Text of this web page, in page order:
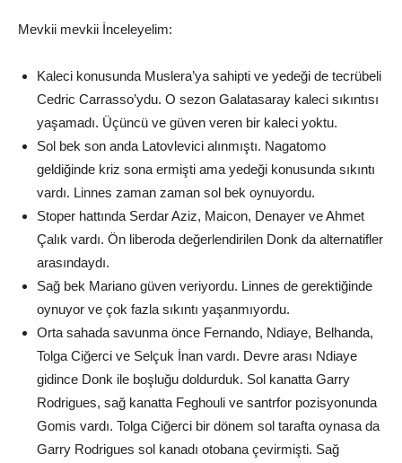
Mevkii mevkii İnceleyelim:
Kaleci konusunda Muslera’ya sahipti ve yedeği de tecrübeli
Cedric Carrasso’ydu. O sezon Galatasaray kaleci sıkıntısı
yaşamadı. Üçüncü ve güven veren bir kaleci yoktu.
Sol bek son anda Latovlevici alınmıştı. Nagatomo
geldiğinde kriz sona ermişti ama yedeği konusunda sıkıntı
vardı. Linnes zaman zaman sol bek oynuyordu.
Stoper hattında Serdar Aziz, Maicon, Denayer ve Ahmet
Çalık vardı. Ön liberoda değerlendirilen Donk da alternatifler
arasındaydı.
Sağ bek Mariano güven veriyordu. Linnes de gerektiğinde
oynuyor ve çok fazla sıkıntı yaşanmıyordu.
Orta sahada savunma önce Fernando, Ndiaye, Belhanda,
Tolga Ciğerci ve Selçuk İnan vardı. Devre arası Ndiaye
gidince Donk ile boşluğu doldurduk. Sol kanatta Garry
Rodrigues, sağ kanatta Feghouli ve santrfor pozisyonunda
Gomis vardı. Tolga Ciğerci bir dönem sol tarafta oynasa da
Garry Rodrigues sol kanadı otobana çevirmişti. Sağ